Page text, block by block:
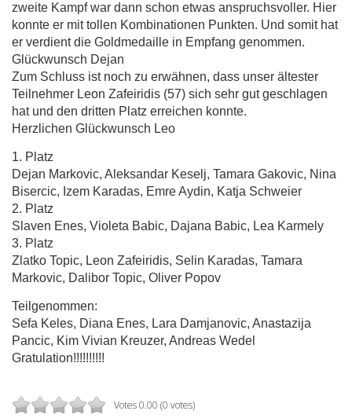
zweite Kampf war dann schon etwas anspruchsvoller. Hier
konnte er mit tollen Kombinationen Punkten. Und somit hat
er verdient die Goldmedaille in Empfang genommen.
Glückwunsch Dejan
Zum Schluss ist noch zu erwähnen, dass unser ältester
Teilnehmer Leon Zafeiridis (57) sich sehr gut geschlagen
hat und den dritten Platz erreichen konnte.
Herzlichen Glückwunsch Leo
1. Platz
Dejan Markovic, Aleksandar Keselj, Tamara Gakovic, Nina
Bisercic, Izem Karadas, Emre Aydin, Katja Schweier
2. Platz
Slaven Enes, Violeta Babic, Dajana Babic, Lea Karmely
3. Platz
Zlatko Topic, Leon Zafeiridis, Selin Karadas, Tamara
Markovic, Dalibor Topic, Oliver Popov
Teilgenommen:
Sefa Keles, Diana Enes, Lara Damjanovic, Anastazija
Pancic, Kim Vivian Kreuzer, Andreas Wedel
Gratulation!!!!!!!!!!
Votes 0.00 (0 votes)